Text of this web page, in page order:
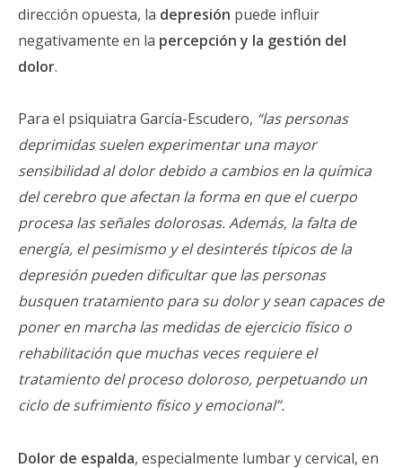
dirección opuesta, la depresión puede influir
negativamente en la percepción y la gestión del
dolor.
Para el psiquiatra García-Escudero, “las personas
deprimidas suelen experimentar una mayor
sensibilidad al dolor debido a cambios en la química
del cerebro que afectan la forma en que el cuerpo
procesa las señales dolorosas. Además, la falta de
energía, el pesimismo y el desinterés típicos de la
depresión pueden dificultar que las personas
busquen tratamiento para su dolor y sean capaces de
poner en marcha las medidas de ejercicio físico o
rehabilitación que muchas veces requiere el
tratamiento del proceso doloroso, perpetuando un
ciclo de sufrimiento físico y emocional”.
Dolor de espalda, especialmente lumbar y cervical, en